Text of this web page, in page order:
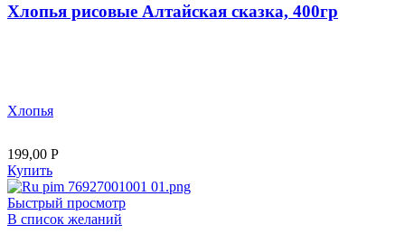
Хлопья рисовые Алтайская сказка, 400гр
Хлопья
199,00 Р
Купить
Быстрый просмотр
В список желаний